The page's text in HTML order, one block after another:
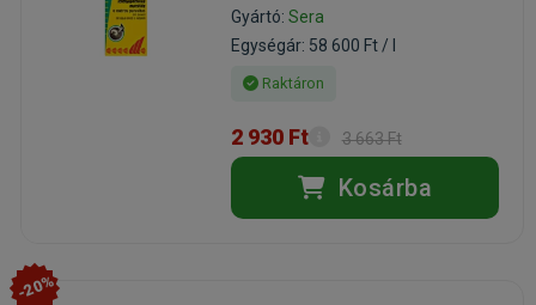
Gyártó: Sera
Egységár: 58 600 Ft / l
Raktáron
2 930 Ft 3 663 Ft
Kosárba
-20%